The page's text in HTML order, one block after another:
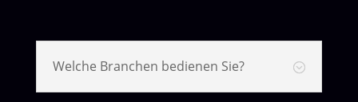
;
Welche Branchen bedienen Sie?